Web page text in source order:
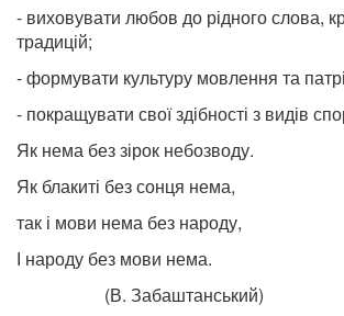
- виховувати любов до рідного слова,
традицій;
- формувати культуру мовлення та
- покращувати свої здібності з видів
Як нема без зірок небозводу.
Як блакиті без сонця нема,
так і мови нема без народу,
І народу без мови нема.
(В. Забаштанський)